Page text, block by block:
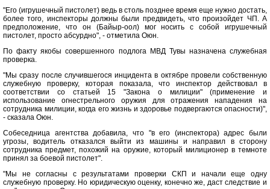
"Его (игрушечный пистолет) ведь в столь позднее время еще нужно достать,
более того, инспекторы должны были предвидеть, что произойдет ЧП. А
предположение, что он (Байыр-оол) мог носить с собой игрушечный
пистолет, просто абсурдно", - отметила Оюн.
По факту якобы совершенного подлога МВД Тувы назначена служебная
проверка.
"Мы сразу после случившегося инцидента в октябре провели собственную
служебную проверку, которая показала, что инспектор действовал в
соответствии со статьей 15 "Закона о милиции" (применение и
использование огнестрельного оружия для отражения нападения на
сотрудника милиции, когда его жизнь и здоровье подвергаются опасности)",
- сказала Оюн.
Собеседница агентства добавила, что "в его (инспектора) адрес были
угрозы, водитель отказался выйти из машины и направил в сторону
сотрудника предмет, похожий на оружие, который милиционер в темноте
принял за боевой пистолет".
"Мы не согласны с результатами проверки СКП и начали еще одну
служебную проверку. Но юридическую оценку, конечно же, даст следствие и